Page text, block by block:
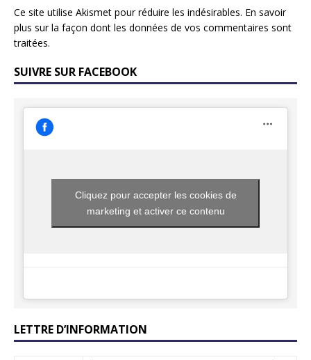
Ce site utilise Akismet pour réduire les indésirables. En savoir
plus sur la façon dont les données de vos commentaires sont
traitées.
SUIVRE SUR FACEBOOK
Cliquez pour accepter les cookies de
marketing et activer ce contenu
LETTRE D’INFORMATION